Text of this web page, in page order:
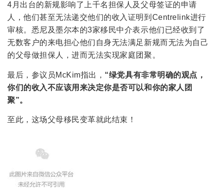
4月出台的新规影响了上千名担保人及父母签证的申请
人，他们甚至无法递交他们的收入证明到Centrelink进行
审核。悉尼及墨尔本的3家移民中介表示他们已经收到了
无数客户的来电担心他们自身无法满足新规而无法为自己
的父母做担保人，进而无法实现家庭团聚。
最后，参议员McKim指出， “绿党具有非常明确的观点，
你们的收入不应该用来决定你是否可以和你的家人团
聚”。
至此，这场父母移民变革就此结束！